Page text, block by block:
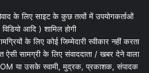
के लिए साइट के कुछ तत्वों में उपयोगकर्ताओं
आदि ) शामिल होगी
के लिए कोई जिम्मेदारी स्वीकार नहीं करता
सामग्री के लिए संवाददाता / खबर देने वाला
या उसके स्वामी, मुद्रक, प्रकाशक, संपादक